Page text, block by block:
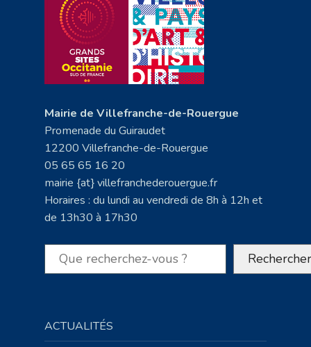
Mairie de Villefranche-de-Rouergue
Promenade du Guiraudet
12200 Villefranche-de-Rouergue
05 65 65 16 20
mairie {at} villefranchederouergue.fr
Horaires : du lundi au vendredi de 8h à 12h et
de 13h30 à 17h30
Rechercher Rechercher
ACTUALITÉS